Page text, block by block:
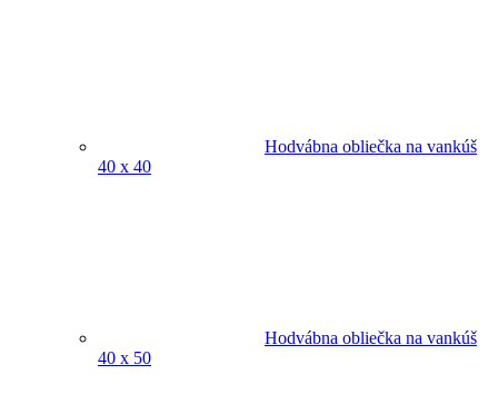
Hodvábna obliečka na vankúš
40 x 40
Hodvábna obliečka na vankúš
40 x 50